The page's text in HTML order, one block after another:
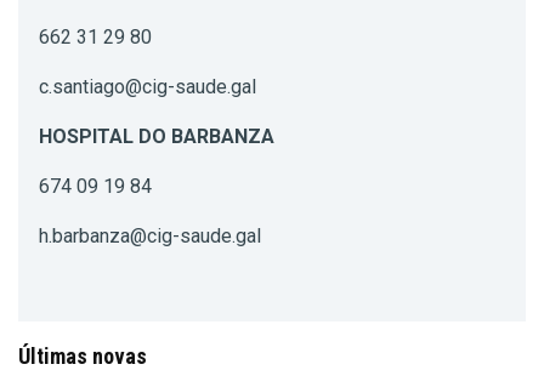
662 31 29 80
c.santiago@cig-saude.gal
HOSPITAL DO BARBANZA
674 09 19 84
h.barbanza@cig-saude.gal
Últimas novas